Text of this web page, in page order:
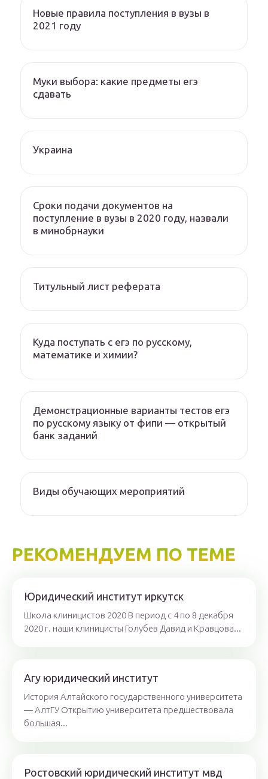
Новые правила поступления в вузы в
2021 году
Муки выбора: какие предметы егэ
сдавать
Украина
Сроки подачи документов на
поступление в вузы в 2020 году, назвали
в минобрнауки
Титульный лист реферата
Куда поступать с егэ по русскому,
математике и химии?
Демонстрационные варианты тестов егэ
по русскому языку от фипи — открытый
банк заданий
Виды обучающих мероприятий
РЕКОМЕНДУЕМ ПО ТЕМЕ
Юридический институт иркутск
Школа клиницистов 2020 В период с 4 по 8 декабря
2020 г. наши клиницисты Голубев Давид и Кравцова...
Агу юридический институт
История Алтайского государственного университета
— АлтГУ Открытию университета предшествовала
большая...
Ростовский юридический институт мвд